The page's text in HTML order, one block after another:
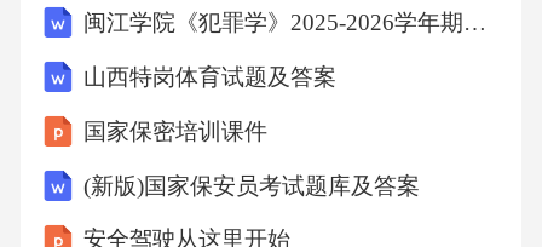
材料二：患者，女性，28岁，主诉牙齿美白效
者有重度四环素牙，牙齿变色，表面粗糙，有
牙本质小管暴露。
闽江学院《犯罪学》2025-2026学年期末试卷
山西特岗体育试题及答案
国家保密培训课件
(新版)国家保安员考试题库及答案
安全驾驶从这里开始